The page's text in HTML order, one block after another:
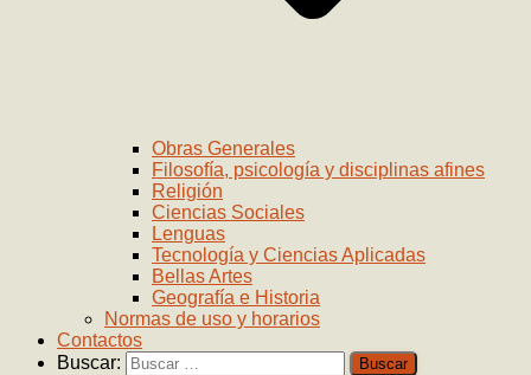
Obras Generales
Filosofía, psicología y disciplinas afines
Religión
Ciencias Sociales
Lenguas
Tecnología y Ciencias Aplicadas
Bellas Artes
Geografía e Historia
Normas de uso y horarios
Contactos
Buscar: